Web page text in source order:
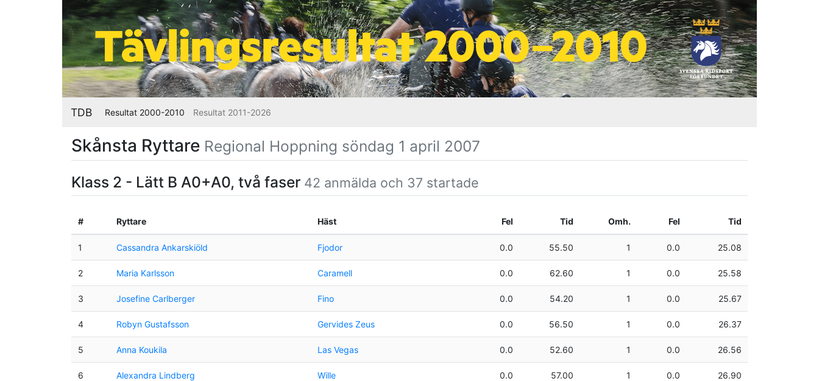
TDB Resultat 2000-2010 Resultat 2011-2026
Skånsta Ryttare Regional Hoppning söndag 1 april 2007
Klass 2 - Lätt B A0+A0, två faser 42 anmälda och 37 startade
# Ryttare Häst Fel Tid Omh. Fel Tid
1 Cassandra Ankarskiöld Fjodor 0.0 55.50 1 0.0 25.08
2 Maria Karlsson Caramell 0.0 62.60 1 0.0 25.58
3 Josefine Carlberger Fino 0.0 54.20 1 0.0 25.67
4 Robyn Gustafsson Gervides Zeus 0.0 56.50 1 0.0 26.37
5 Anna Koukila Las Vegas 0.0 52.60 1 0.0 26.56
6 Alexandra Lindberg Wille 0.0 57.00 1 0.0 26.90